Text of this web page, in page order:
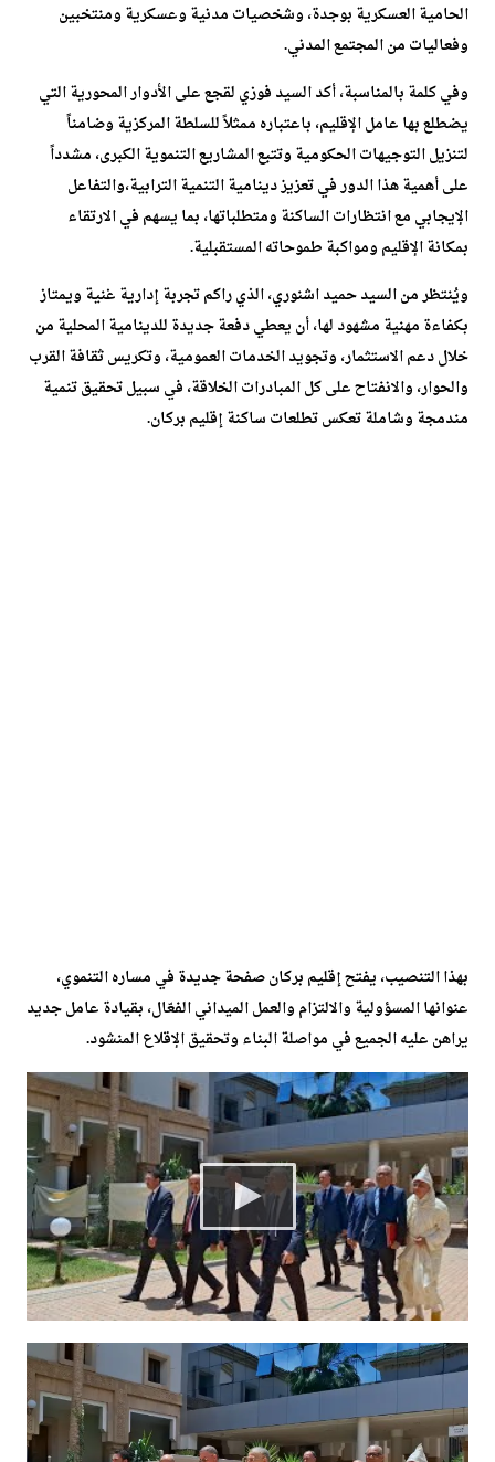
الحامية العسكرية بوجدة، وشخصيات مدنية وعسكرية ومنتخبين
وفعاليات من المجتمع المدني.
وفي كلمة بالمناسبة، أكد السيد فوزي لقجع على الأدوار المحورية التي
يضطلع بها عامل الإقليم، باعتباره ممثلاً للسلطة المركزية وضامناً
لتنزيل التوجيهات الحكومية وتتبع المشاريع التنموية الكبرى، مشدداً
على أهمية هذا الدور في تعزيز دينامية التنمية الترابية،والتفاعل
الإيجابي مع انتظارات الساكنة ومتطلباتها، بما يسهم في الارتقاء
بمكانة الإقليم ومواكبة طموحاته المستقبلية.
ويُنتظر من السيد حميد اشنوري، الذي راكم تجربة إدارية غنية ويمتاز
بكفاءة مهنية مشهود لها، أن يعطي دفعة جديدة للدينامية المحلية من
خلال دعم الاستثمار، وتجويد الخدمات العمومية، وتكريس ثقافة القرب
والحوار، والانفتاح على كل المبادرات الخلاقة، في سبيل تحقيق تنمية
مندمجة وشاملة تعكس تطلعات ساكنة إقليم بركان.
بهذا التنصيب، يفتح إقليم بركان صفحة جديدة في مساره التنموي،
عنوانها المسؤولية والالتزام والعمل الميداني الفعّال، بقيادة عامل جديد
يراهن عليه الجميع في مواصلة البناء وتحقيق الإقلاع المنشود.